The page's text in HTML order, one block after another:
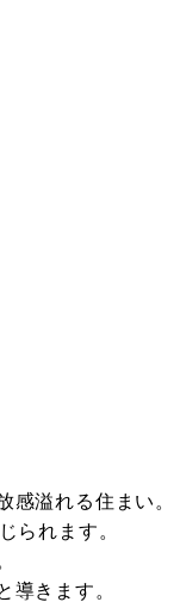
溢れる住まい。
られます。
導きます。